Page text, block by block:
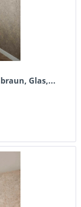
Glas,...